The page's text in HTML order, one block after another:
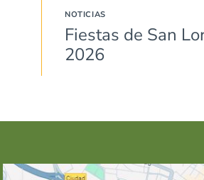
NOTICIAS
Fiestas de San
2026